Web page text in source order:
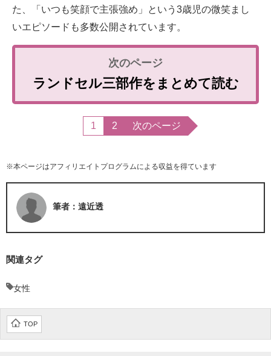
た、「いつも笑顔で主張強め」という3歳児の微笑まし
いエピソードも多数公開されています。
ランドセル三部作をまとめて読む
1 2 次のページ
※本ページはアフィリエイトプログラムによる収益を得ています
筆者：遠近透
関連タグ
女性
TOP